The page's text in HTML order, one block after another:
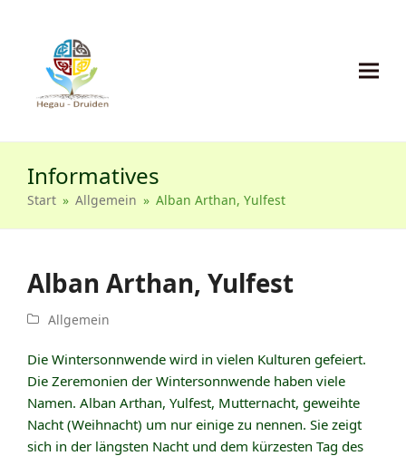
Informatives
Start » Allgemein » Alban Arthan, Yulfest
Alban Arthan, Yulfest
Allgemein
Die Wintersonnwende wird in vielen Kulturen gefeiert.
Die Zeremonien der Wintersonnwende haben viele
Namen. Alban Arthan, Yulfest, Mutternacht, geweihte
Nacht (Weihnacht) um nur einige zu nennen. Sie zeigt
sich in der längsten Nacht und dem kürzesten Tag des